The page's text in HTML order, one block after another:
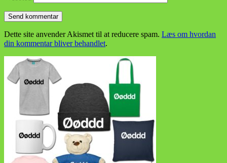
Dette site anvender Akismet til at reducere spam. Læs om hvordan
din kommentar bliver behandlet.